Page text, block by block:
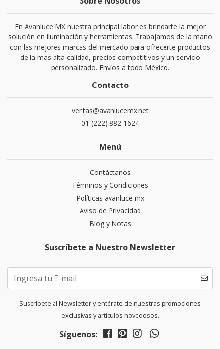
En Avanluce MX nuestra principal labor es brindarte la mejor
solución en iluminación y herramientas. Trabajamos de la mano
con las mejores marcas del mercado para ofrecerte productos
de la mas alta calidad, precios competitivos y un servicio
personalizado. Envíos a todo México.
Contacto
ventas@avanlucemx.net
01 (222) 882 1624
Menú
Contáctanos
Términos y Condiciones
Políticas avanluce mx
Aviso de Privacidad
Blog y Notas
Suscríbete a Nuestro Newsletter
Suscríbete al Newsletter y entérate de nuestras promociones
exclusivas y artículos novedosos.
Síguenos: